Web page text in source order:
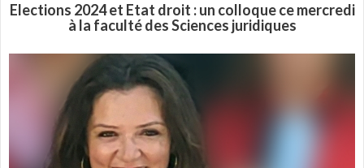
Elections 2024 et Etat droit : un colloque ce mercredi
à la faculté des Sciences juridiques